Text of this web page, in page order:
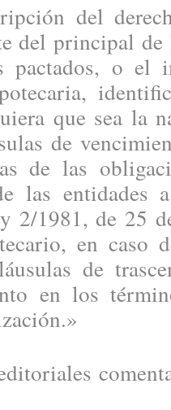
del
del principal de
pactados, o el
que sea la
de
de las
las entidades
2/1981, de 25
en caso
de
en los